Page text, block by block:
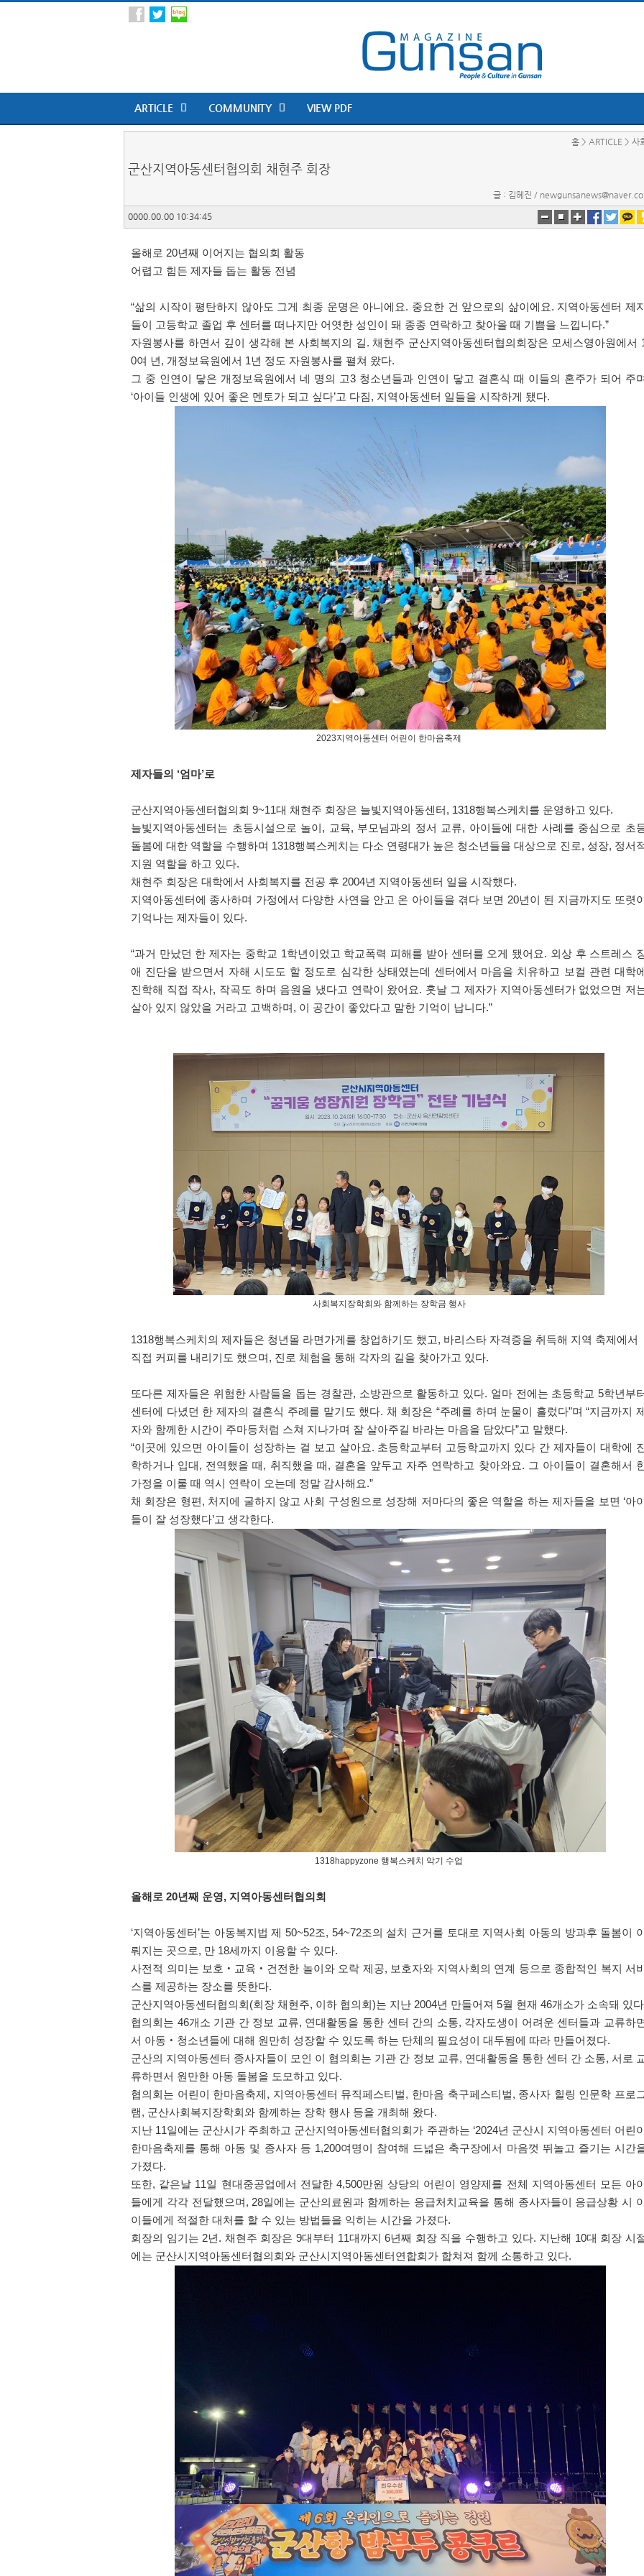
ARTICLE COMMUNITY VIEW PDF
홈 > ARTICLE > 사
군산지역아동센터협의회 채현주 회장
글 : 김혜진 /
0000.00.00 10:34:45
올해로 20년째 이어지는 협의회 활동
어렵고 힘든 제자들 돕는 활동 전념
“삶의 시작이 평탄하지 않아도 그게 최종 운명은 아니에요. 중요한 건 앞으로의 삶이에요. 지역아동센터 제
들이 고등학교 졸업 후 센터를 떠나지만 어엿한 성인이 돼 종종 연락하고 찾아올 때 기쁨을 느낍니다.”
자원봉사를 하면서 깊이 생각해 본 사회복지의 길.채현주 군산지역아동센터협의회장은 모세스영아원에서
0여 년, 개정보육원에서 1년 정도 자원봉사를 펼쳐 왔다.
그 중 인연이 닿은 개정보육원에서 네 명의 고3 청소년들과 인연이 닿고 결혼식 때 이들의 혼주가 되어 주며
‘아이들 인생에 있어 좋은 멘토가 되고 싶다’고 다짐, 지역아동센터 일들을 시작하게 됐다.
2023지역아동센터 어린이 한마음축제
제자들의 ‘엄마’로
군산지역아동센터협의회 9~11대 채현주 회장은 늘빛지역아동센터 , 1318행복스케치를 운영하고 있다.
늘빛지역아동센터는 초등시설으로 놀이 , 교육, 부모님과의 정서 교류, 아이들에 대한 사례를 중심으로 초
돌봄에 대한 역할을 수행하며 1318행복스케치는 다소 연령대가 높은 청소년들을 대상으로 진로, 성장, 정서
지원 역할을 하고 있다.
채현주 회장은 대학에서 사회복지를 전공 후 2004년 지역아동센터 일을 시작했다.
지역아동센터에 종사하며 가정에서 다양한 사연을 안고 온 아이들을 겪다 보면 20년이 된 지금까지도 또렷이
기억나는 제자들이 있다.
“과거 만났던 한 제자는 중학교 1학년이었고 학교폭력 피해를 받아 센터를 오게 됐어요. 외상 후 스트레스
애 진단을 받으면서 자해 시도도 할 정도로 심각한 상태였는데 센터에서 마음을 치유하고 보컬 관련 대학에
진학해 직접 작사, 작곡도 하며 음원을 냈다고 연락이 왔어요. 훗날 그 제자가 지역아동센터가 없었으면 저
살아 있지 않았을 거라고 고백하며 , 이 공간이 좋았다고 말한 기억이 납니다.”
사회복지장학회와 함께하는 장학금 행사
1318행복스케치의 제자들은 청년몰 라면가게를 창업하기도 했고, 바리스타 자격증을 취득해 지역 축제에서
직접 커피를 내리기도 했으며 , 진로 체험을 통해 각자의 길을 찾아가고 있다.
또다른 제자들은 위험한 사람들을 돕는 경찰관, 소방관으로 활동하고 있다. 얼마 전에는 초등학교 5학년부터
센터에 다녔던 한 제자의 결혼식 주례를 맡기도 했다. 채 회장은“주례를 하며 눈물이 흘렀다”며“지금까지 제
자와 함께한 시간이 주마등처럼 스쳐 지나가며 잘 살아주길 바라는 마음을 담았다”고 말했다.
“이곳에 있으면 아이들이 성장하는 걸 보고 살아요. 초등학교부터 고등학교까지 있다 간 제자들이 대학에
학하거나 입대 , 전역했을 때 , 취직했을 때 , 결혼을 앞두고 자주 연락하고 찾아와요. 그 아이들이 결혼해서
가정을 이룰 때 역시 연락이 오는데 정말 감사해요.”
채 회장은 형편, 처지에 굴하지 않고 사회 구성원으로 성장해 저마다의 좋은 역할을 하는 제자들을 보면 ‘아이
들이 잘 성장했다’고 생각한다.
1318happyzone 행복스케치 악기 수업
올해로 20년째 운영, 지역아동센터협의회
‘지역아동센터 ’는 아동복지법 제 50~52조, 54~72조의 설치 근거를 토대로 지역사회 아동의 방과후 돌봄이 이
뤄지는 곳으로, 만 18세까지 이용할 수 있다.
사전적 의미는 보호 ‧ 교육 ‧ 건전한 놀이와 오락 제공, 보호자와 지역사회의 연계 등으로 종합적인 복지 서비
스를 제공하는 장소를 뜻한다.
군산지역아동센터협의회 (회장 채현주, 이하 협의회 )는 지난 2004년 만들어져 5월 현재 46개소가 소속돼 있다
협의회는 46개소 기관 간 정보 교류, 연대활동을 통한 센터 간의 소통, 각자도생이 어려운 센터들과 교류하
서 아동 ‧ 청소년들에 대해 원만히 성장할 수 있도록 하는 단체의 필요성이 대두됨에 따라 만들어졌다.
군산의 지역아동센터 종사자들이 모인 이 협의회는 기관 간 정보 교류, 연대활동을 통한 센터 간 소통, 서로
류하면서 원만한 아동 돌봄을 도모하고 있다.
협의회는 어린이 한마음축제 , 지역아동센터 뮤직페스티벌, 한마음 축구페스티벌, 종사자 힐링 인문학 프로
램, 군산사회복지장학회와 함께하는 장학 행사 등을 개최해 왔다.
지난 11일에는 군산시가 주최하고 군산지역아동센터협의회가 주관하는 ‘2024년 군산시 지역아동센터 어린이
한마음축제를 통해 아동 및 종사자 등 1,200여명이 참여해 드넓은 축구장에서 마음껏 뛰놀고 즐기는 시간
가졌다.
또한, 같은날 11일 현대중공업에서 전달한 4,500만원 상당의 어린이 영양제를 전체 지역아동센터 모든 아이
들에게 각각 전달했으며 , 28일에는 군산의료원과 함께하는 응급처치교육을 통해 종사자들이 응급상황 시
이들에게 적절한 대처를 할 수 있는 방법들을 익히는 시간을 가졌다.
회장의 임기는2년. 채현주 회장은9대부터 11대까지6년째 회장 직을 수행하고 있다. 지난해 10대 회장 시
에는 군산시지역아동센터협의회와 군산시지역아동센터연합회가 합쳐져 함께 소통하고 있다.